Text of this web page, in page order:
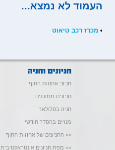
העמוד לא נמצא...
• מכרז רכב טיאוט
חניוני אחוזות החוף
חניונים ממוכנים
חניה בסלולאר
מנויים בהסדר חודשי
>> החניונים של אחוזות החוף
>> מפת חניונים אינטראקטיבית